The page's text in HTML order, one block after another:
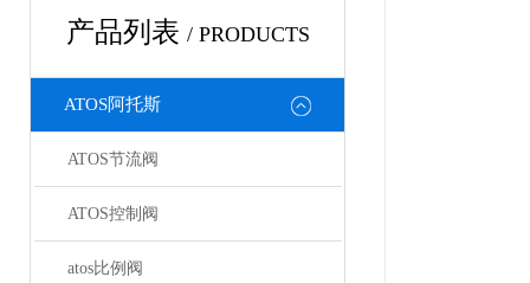
产品列表 / PRODUCTS
ATOS阿托斯
ATOS节流阀
ATOS控制阀
atos比例阀